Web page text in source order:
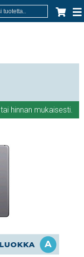
tai hinnan mukaisesti.